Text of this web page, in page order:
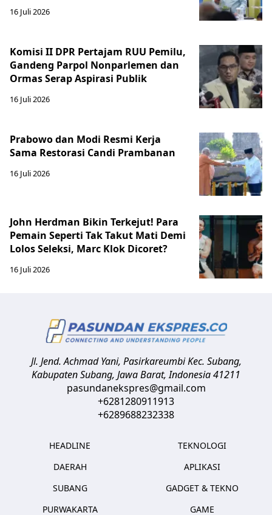
16 Juli 2026
Komisi II DPR Pertajam RUU Pemilu,
Gandeng Parpol Nonparlemen dan
Ormas Serap Aspirasi Publik
16 Juli 2026
Prabowo dan Modi Resmi Kerja
Sama Restorasi Candi Prambanan
16 Juli 2026
John Herdman Bikin Terkejut! Para
Pemain Seperti Tak Takut Mati Demi
Lolos Seleksi, Marc Klok Dicoret?
16 Juli 2026
Jl. Jend. Achmad Yani, Pasirkareumbi Kec. Subang,
Kabupaten Subang, Jawa Barat,Indonesia41211
pasundanekspres@gmail.com
+6281280911913
+6289688232338
HEADLINE
DAERAH
SUBANG
PURWAKARTA
TEKNOLOGI
APLIKASI
GADGET & TEKNO
GAME